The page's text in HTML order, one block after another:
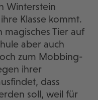
Winterstein
Klasse kommt.
Tier auf
aber auch
zum Mobbing-
ihrer
dass
soll, weil für